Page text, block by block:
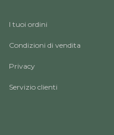
I tuoi ordini
Condizioni di vendita
Privacy
Servizio clienti